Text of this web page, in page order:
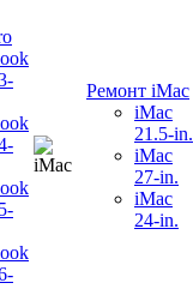
Ремонт iMac
iMac
21.5-in.
iMac
27-in.
iMac
24-in.